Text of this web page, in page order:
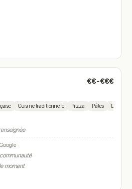
€€-€€€
Cuisine traditionnelle Pizza Pâtes Escalope
moment